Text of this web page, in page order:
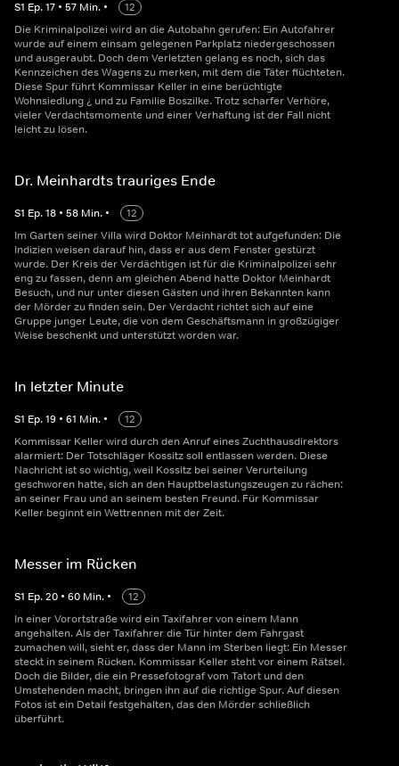
S1 Ep.17 • 57 Min. •
12
Die Kriminalpolizei wird an die Autobahn gerufen: Ein Autofahrer
wurde auf einem einsam gelegenen Parkplatz niedergeschossen
und ausgeraubt. Doch dem Verletzten gelang es noch, sich das
Kennzeichen des Wagens zu merken, mit dem die Täter flüchteten.
Diese Spur führt Kommissar Keller in eine berüchtigte
Wohnsiedlung ¿ und zu Familie Boszilke. Trotz scharfer Verhöre,
vieler Verdachtsmomente und einer Verhaftung ist der Fall nicht
leicht zu lösen.
Dr. Meinhardts trauriges Ende
S1 Ep.18 • 58 Min. •
12
Im Garten seiner Villa wird Doktor Meinhardt tot aufgefunden: Die
Indizien weisen darauf hin, dass er aus dem Fenster gestürzt
wurde. Der Kreis der Verdächtigen ist für die Kriminalpolizei sehr
eng zu fassen, denn am gleichen Abend hatte Doktor Meinhardt
Besuch, und nur unter diesen Gästen und ihren Bekannten kann
der Mörder zu finden sein. Der Verdacht richtet sich auf eine
Gruppe junger Leute, die von dem Geschäftsmann in großzügiger
Weise beschenkt und unterstützt worden war.
In letzter Minute
S1 Ep.19 • 61 Min. •
12
Kommissar Keller wird durch den Anruf eines Zuchthausdirektors
alarmiert: Der Totschläger Kossitz soll entlassen werden. Diese
Nachricht ist so wichtig, weil Kossitz bei seiner Verurteilung
geschworen hatte, sich an den Hauptbelastungszeugen zu rächen:
an seiner Frau und an seinem besten Freund. Für Kommissar
Keller beginnt ein Wettrennen mit der Zeit.
Messer im Rücken
S1 Ep.20 • 60 Min. •
12
In einer Vorortstraße wird ein Taxifahrer von einem Mann
angehalten. Als der Taxifahrer die Tür hinter dem Fahrgast
zumachen will, sieht er, dass der Mann im Sterben liegt: Ein Messer
steckt in seinem Rücken. Kommissar Keller steht vor einem Rätsel.
Doch die Bilder, die ein Pressefotograf vom Tatort und den
Umstehenden macht, bringen ihn auf die richtige Spur. Auf diesen
Fotos ist ein Detail festgehalten, das den Mörder schließlich
überführt.